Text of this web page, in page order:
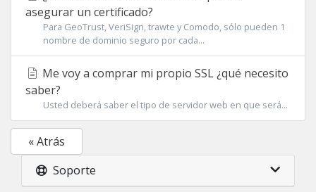
asegurar un certificado?
Para GeoTrust, VeriSign, trawte y Comodo, sólo pueden 1
nombre de dominio seguro por cada...
Me voy a comprar mi propio SSL ¿qué necesito
saber?
Usted deberá saber el tipo de servidor web en que será...
« Atrás
Soporte